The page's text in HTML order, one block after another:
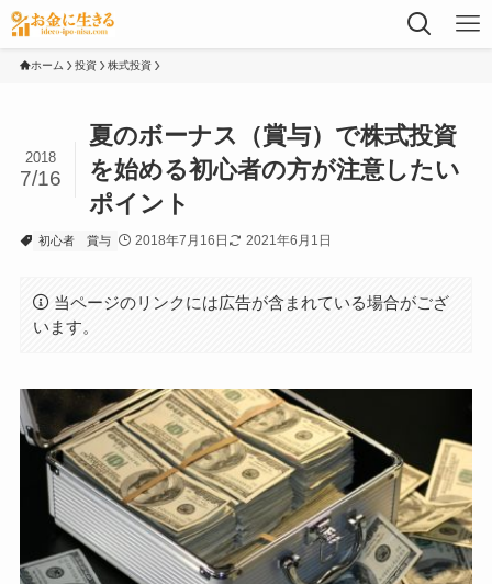
ホーム 投資 株式投資
夏のボーナス（賞与）で株式投資
を始める初心者の方が注意したい
ポイント
2018
7/16
初心者 賞与 2018年7月16日 2021年6月1日
当ページのリンクには広告が含まれている場合がござ
います。